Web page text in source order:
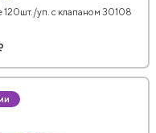
120шт./уп. с клапаном 30108